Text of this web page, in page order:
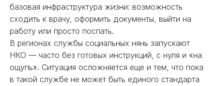
базовая инфраструктура жизни: возможность
сходить к врачу, оформить документы, выйти на
работу или просто поспать.
В регионах службы социальных нянь запускают
НКО — часто без готовых инструкций, с нуля и «на
ощупь». Ситуация осложняется еще и тем, что пока
в такой службе не может быть единого стандарта